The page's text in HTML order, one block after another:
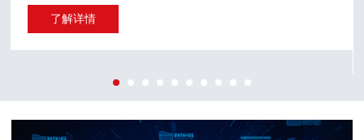
了解详情